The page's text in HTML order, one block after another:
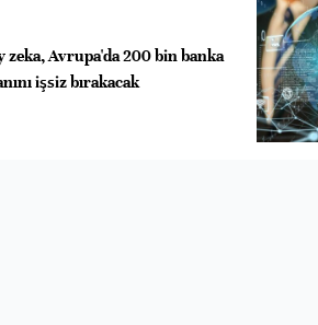
zeka, Avrupa'da 200 bin banka
işsiz bırakacak